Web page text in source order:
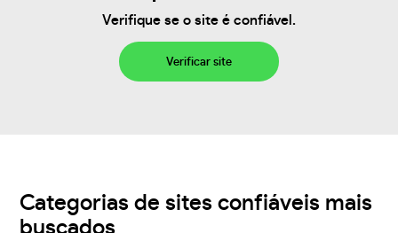
Verifique se o site é confiável.
Verificar site
Categorias de sites confiáveis mais
buscados